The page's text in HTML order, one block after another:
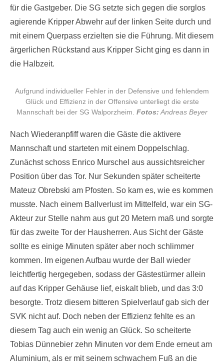
für die Gastgeber. Die SG setzte sich gegen die sorglos
agierende Kripper Abwehr auf der linken Seite durch und
mit einem Querpass erzielten sie die Führung. Mit diesem
ärgerlichen Rückstand aus Kripper Sicht ging es dann in
die Halbzeit.
Aufgrund individueller Fehler in der Defensive und fehlendem
Glück und Effizienz in der Offensive unterliegt die erste
Mannschaft bei der SG Walporzheim. Fotos: Andreas Beyer
Nach Wiederanpfiff waren die Gäste die aktivere
Mannschaft und starteten mit einem Doppelschlag.
Zunächst schoss Enrico Murschel aus aussichtsreicher
Position über das Tor. Nur Sekunden später scheiterte
Mateuz Obrebski am Pfosten. So kam es, wie es kommen
musste. Nach einem Ballverlust im Mittelfeld, war ein SG-
Akteur zur Stelle nahm aus gut 20 Metern maß und sorgte
für das zweite Tor der Hausherren. Aus Sicht der Gäste
sollte es einige Minuten später aber noch schlimmer
kommen. Im eigenen Aufbau wurde der Ball wieder
leichtfertig hergegeben, sodass der Gästestürmer allein
auf das Kripper Gehäuse lief, eiskalt blieb, und das 3:0
besorgte. Trotz diesem bitteren Spielverlauf gab sich der
SVK nicht auf. Doch neben der Effizienz fehlte es an
diesem Tag auch ein wenig an Glück. So scheiterte
Tobias Dünnebier zehn Minuten vor dem Ende erneut am
Aluminium, als er mit seinem schwachem Fuß an die